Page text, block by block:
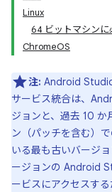
Linux
64 ビットマシンに
ChromeOS
注: Android
サービス統合は、
ジョンと、過去 10 か
ン（パッチを含む）
いる最も古いバージ
ージョンの Android
ービスにアクセスす